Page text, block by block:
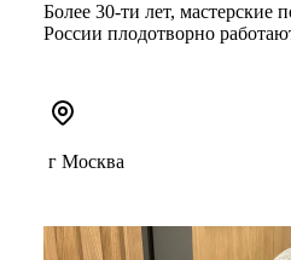
Более 30-ти лет,
России плодотворно
г Москва